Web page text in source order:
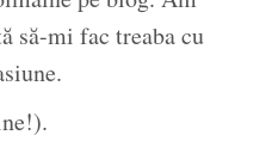
să-mi fac treaba cu